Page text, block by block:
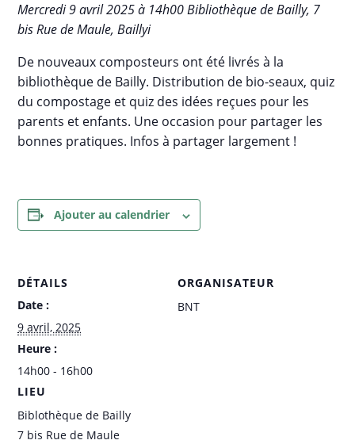
Mercredi 9 avril 2025 à 14h00 Bibliothèque de Bailly, 7
bis Rue de Maule, Baillyi
De nouveaux composteurs ont été livrés à la
bibliothèque de Bailly. Distribution de bio-seaux, quiz
du compostage et quiz des idées reçues pour les
parents et enfants. Une occasion pour partager les
bonnes pratiques. Infos à partager largement !
Ajouter au calendrier
DÉTAILS
Date :
9 avril, 2025
Heure :
14h00 - 16h00
LIEU
Biblothèque de Bailly
7 bis Rue de Maule
ORGANISATEUR
BNT